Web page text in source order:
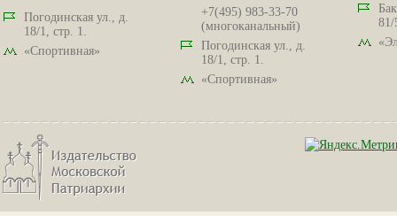
Погодинская ул., д.
18/1, стр. 1.
«Спортивная»
+7(495) 983-33-70
(многоканальный)
Погодинская ул., д.
18/1, стр. 1.
«Спортивная»
81/